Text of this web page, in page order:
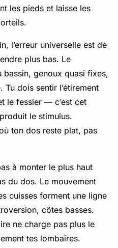
les pieds et laisse les
l’erreur universelle est de
plus bas. Le
bassin, genoux quasi fixes,
dois sentir l’étirement
le fessier — c’est cet
le stimulus.
ton dos reste plat, pas
à monter le plus haut
du dos. Le mouvement
cuisses forment une ligne
côtes basses.
ne charge pas plus le
tes lombaires.